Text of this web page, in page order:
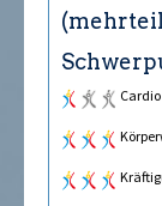
Cardio